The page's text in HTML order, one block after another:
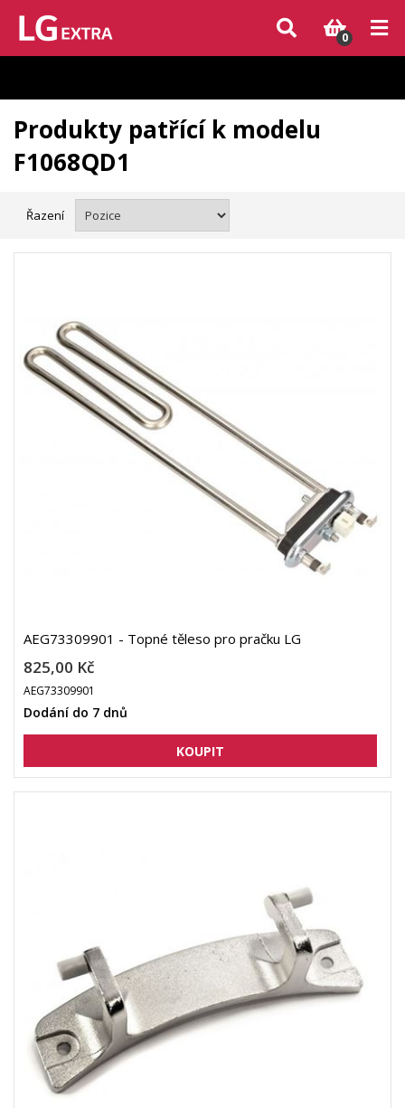
Vzhledem k aktuální situaci se může dodání dílů, které nejsou skladem,
zpozdit. Děkujeme za pochopení.
0
Produkty patřící k modelu
F1068QD1
Řazení
AEG73309901 - Topné těleso pro pračku LG
825,00 Kč
AEG73309901
Dodání do 7 dnů